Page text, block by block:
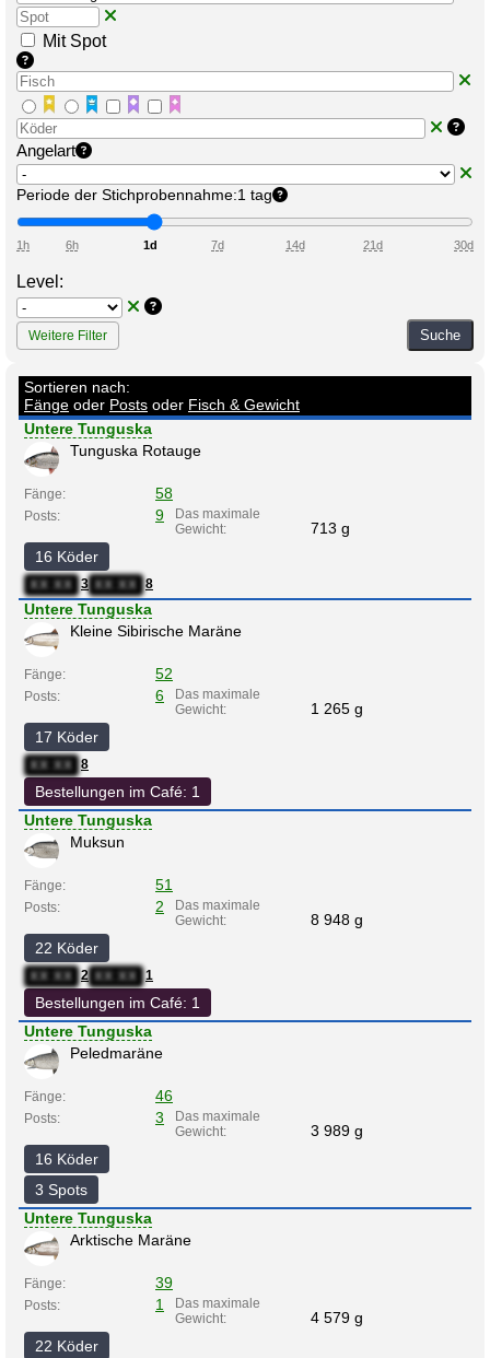
Sortieren nach:
Fänge oder Posts oder Fisch & Gewicht
Untere Tunguska
Tunguska Rotauge
Fänge: 58
Posts: 9
Das maximale
Gewicht:
713 g
16 Köder
XX:XX 3 XX:XX 8
Untere Tunguska
Kleine Sibirische Maräne
Fänge: 52
Posts: 6
Das maximale
Gewicht:
1 265 g
17 Köder
XX:XX 8
Bestellungen im Café: 1
Untere Tunguska
Muksun
Fänge: 51
Posts: 2
Das maximale
Gewicht:
8 948 g
22 Köder
XX:XX 2 XX:XX 1
Bestellungen im Café: 1
Untere Tunguska
Peledmaräne
Fänge: 46
Posts: 3
Das maximale
Gewicht:
3 989 g
16 Köder
3 Spots
Untere Tunguska
Arktische Maräne
Fänge: 39
Posts: 1
Das maximale
Gewicht:
4 579 g
22 Köder
Mit Spot
Angelart
Periode der Stichprobennahme:1 tag
1h 6h 1d 7d 14d 21d 30d
Level:
Weitere Filter Suche